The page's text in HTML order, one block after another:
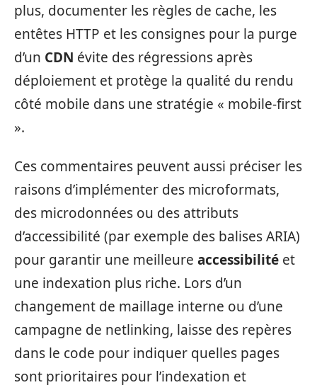
plus, documenter les règles de cache, les
entêtes HTTP et les consignes pour la purge
d’un CDN évite des régressions après
déploiement et protège la qualité du rendu
côté mobile dans une stratégie « mobile-first
».
Ces commentaires peuvent aussi préciser les
raisons d’implémenter des microformats,
des microdonnées ou des attributs
d’accessibilité (par exemple des balises ARIA)
pour garantir une meilleure accessibilité et
une indexation plus riche. Lors d’un
changement de maillage interne ou d’une
campagne de netlinking, laisse des repères
dans le code pour indiquer quelles pages
sont prioritaires pour l’indexation et